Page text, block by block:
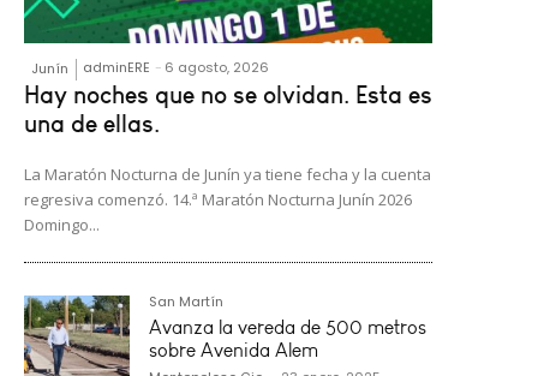
Junín adminERE - 6 agosto, 2026
Hay noches que no se olvidan. Esta es
una de ellas.
La Maratón Nocturna de Junín ya tiene fecha y la cuenta
regresiva comenzó. 14.ª Maratón Nocturna Junín 2026
Domingo...
San Martín
Avanza la vereda de 500 metros
sobre Avenida Alem